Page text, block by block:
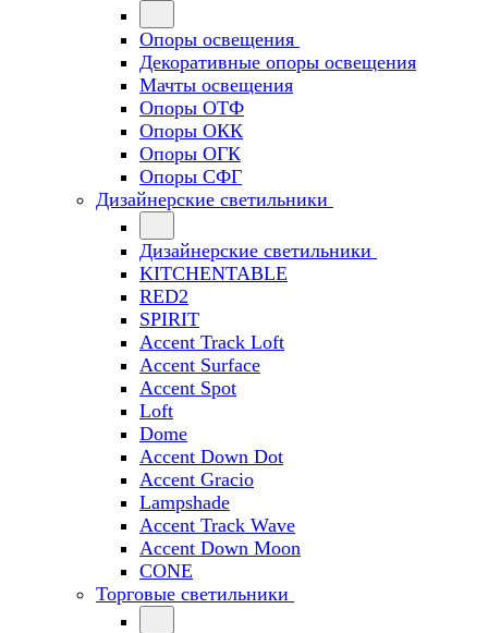
Опоры освещения
Декоративные опоры освещения
Мачты освещения
Опоры ОТФ
Опоры ОКК
Опоры ОГК
Опоры СФГ
Дизайнерские светильники
Дизайнерские светильники
KITCHENTABLE
RED2
SPIRIT
Accent Track Loft
Accent Surface
Accent Spot
Loft
Dome
Accent Down Dot
Accent Gracio
Lampshade
Accent Track Wave
Accent Down Moon
CONE
Торговые светильники